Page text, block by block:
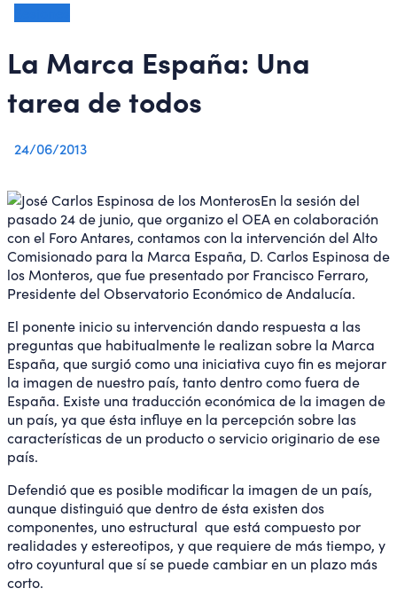
La Marca España: Una
tarea de todos
24/06/2013
En la sesión del
pasado 24 de junio, que organizo el OEA en colaboración
con el Foro Antares, contamos con la intervención del Alto
Comisionado para la Marca España, D. Carlos Espinosa de
los Monteros, que fue presentado por Francisco Ferraro,
Presidente del Observatorio Económico de Andalucía.
El ponente inicio su intervención dando respuesta a las
preguntas que habitualmente le realizan sobre la Marca
España, que surgió como una iniciativa cuyo fin es mejorar
la imagen de nuestro país, tanto dentro como fuera de
España. Existe una traducción económica de la imagen de
un país, ya que ésta influye en la percepción sobre las
características de un producto o servicio originario de ese
país.
Defendió que es posible modificar la imagen de un país,
aunque distinguió que dentro de ésta existen dos
componentes, uno estructural que está compuesto por
realidades y estereotipos, y que requiere de más tiempo, y
otro coyuntural que sí se puede cambiar en un plazo más
corto.